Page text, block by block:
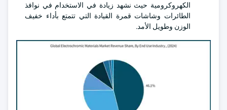
الكهروكرومية حيث نشهد زيادة في الاستخدام في نوافذ
الطائرات وشاشات قمرة القيادة التي تتمتع بأداء خفيف
الوزن وطويل الأمد.